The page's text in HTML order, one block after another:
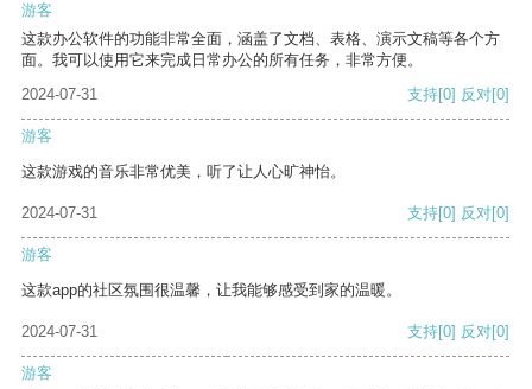
游客
这款办公软件的功能非常全面，涵盖了文档、表格、演示文稿等各个方
面。我可以使用它来完成日常办公的所有任务，非常方便。
2024-07-31
支持[0] 反对[0]
游客
这款游戏的音乐非常优美，听了让人心旷神怡。
2024-07-31 支持[0] 反对[0]
游客
这款app的社区氛围很温馨，让我能够感受到家的温暖。
2024-07-31 支持[0] 反对[0]
游客